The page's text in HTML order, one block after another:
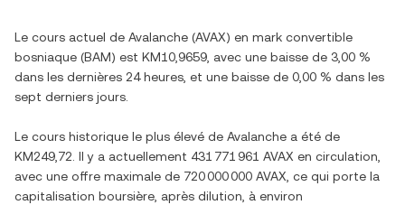
Le cours actuel de Avalanche (AVAX) en mark convertible
bosniaque (BAM) est KM10,9659 , avec une baisse de 3,00 %
dans les dernières 24 heures, et une baisse de 0,00 % dans les
sept derniers jours.
Le cours historique le plus élevé de Avalanche a été de
KM249,72 . Il y a actuellement 431 771 961 AVAX en circulation,
avec une offre maximale de 720 000 000 AVAX , ce qui porte la
capitalisation boursière, après dilution, à environ